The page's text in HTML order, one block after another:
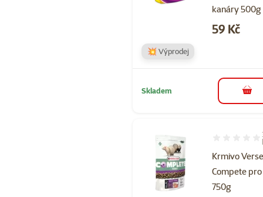
kanáry 500g
Cena
59 Kč
💥 Výprodej
Skladem do
Krmivo
Compete
750g
Hodnocení